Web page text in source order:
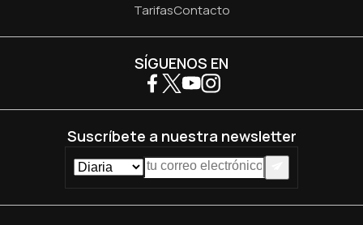
TarifasContacto
SÍGUENOS EN
Suscríbete a nuestra newsletter